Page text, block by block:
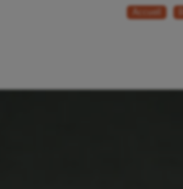
Accueil